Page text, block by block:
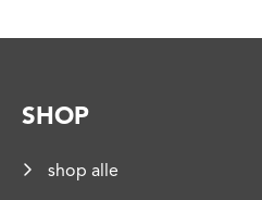
SHOP
shop alle